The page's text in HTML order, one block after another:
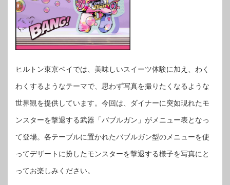
ヒルトン東京ベイでは、美味しいスイーツ体験に加え、わく
わくするようなテーマで、思わず写真を撮りたくなるような
世界観を提供しています。今回は、ダイナーに突如現れたモ
ンスターを撃退する武器「バブルガン」がメニュー表となっ
て登場。各テーブルに置かれたバブルガン型のメニューを使
ってデザートに扮したモンスターを撃退する様子を写真にと
ってお楽しみください。